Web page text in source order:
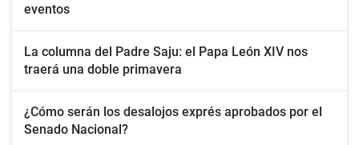
eventos
La columna del Padre Saju: el Papa León XIV nos
traerá una doble primavera
¿Cómo serán los desalojos exprés aprobados por el
Senado Nacional?